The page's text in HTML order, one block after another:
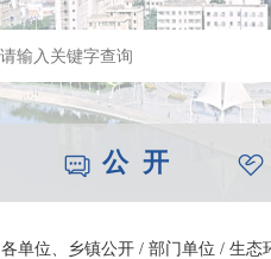
公 开
各单位、乡镇公开 / 部门单位 / 生态